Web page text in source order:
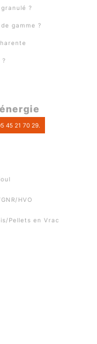
?
gamme ?
?
45 21 70 29.
HVO
Pellets en Vrac